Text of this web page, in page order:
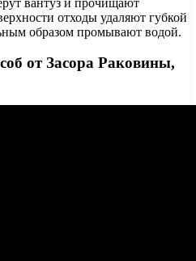
отходы удаляют губкой
образом промывают водой.
от Засора Раковины,